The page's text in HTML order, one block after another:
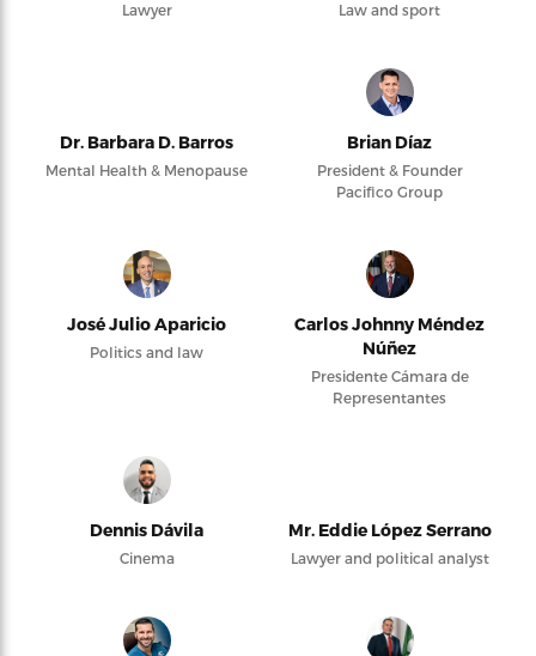
Lawyer Law and sport
Dr. Barbara D. Barros
Mental Health & Menopause
Brian Díaz
President & Founder
Pacifico Group
José Julio Aparicio
Politics and law
Carlos Johnny Méndez
Núñez
Presidente Cámara de
Representantes
Dennis Dávila
Cinema
Mr. Eddie López Serrano
Lawyer and political analyst